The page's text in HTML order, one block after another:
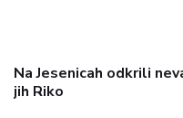
Na Jesenicah odkrili
jih Riko